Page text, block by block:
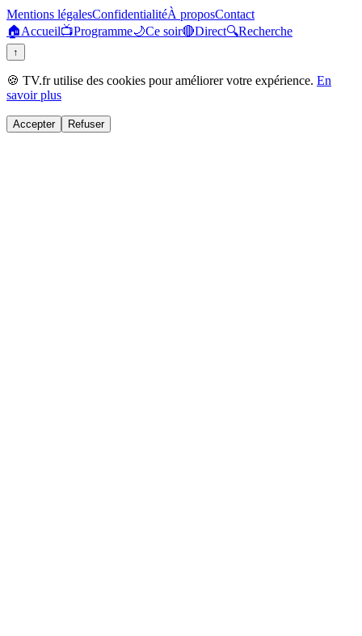
Mentions légalesConfidentialitéÀ proposContact
🏠Accueil📺Programme🌙Ce soir🔴Direct🔍Recherche
↑
🍪 TV.fr utilise des cookies pour améliorer votre expérience. En
savoir plus
Accepter Refuser